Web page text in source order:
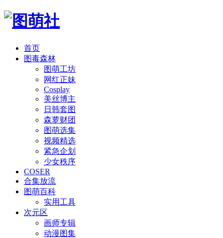
首页
图毒森林
图萌工坊
网红正妹
Cosplay
美丝博主
日韩套图
森萝财团
图萌选集
视频精选
紧急企划
少女秩序
COSER
合集放流
图萌百科
实用工具
次元区
画师专辑
动漫图集